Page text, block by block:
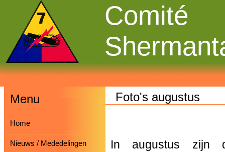
Comité
Menu
Home
Nieuws / Mededelingen
In augustus zijn
Foto's augustus